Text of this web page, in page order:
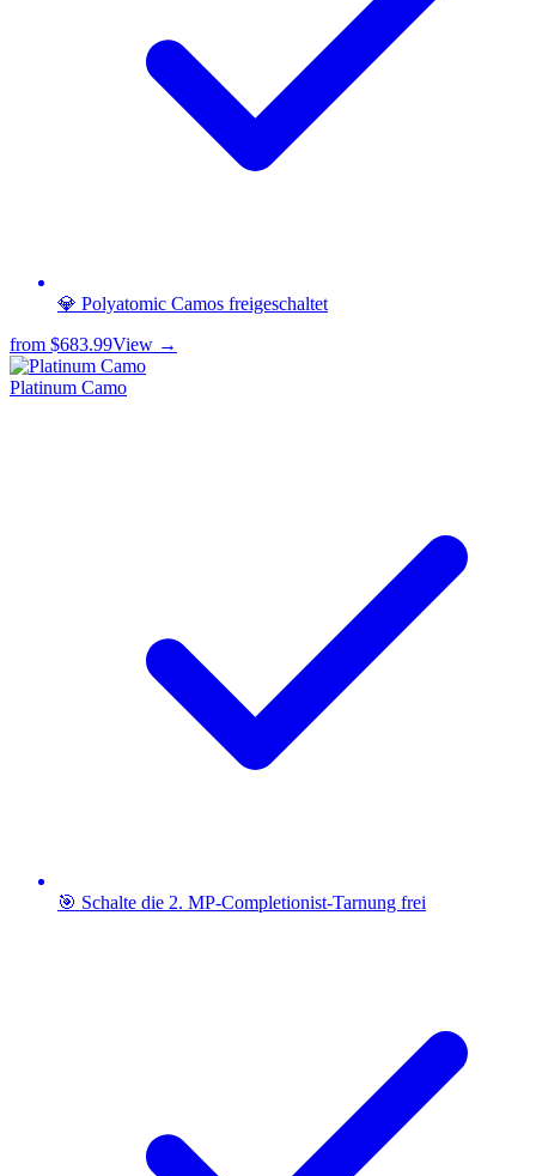
💎 Polyatomic Camos freigeschaltet
from $683.99View →
Platinum Camo
🎯 Schalte die 2. MP-Completionist-Tarnung frei